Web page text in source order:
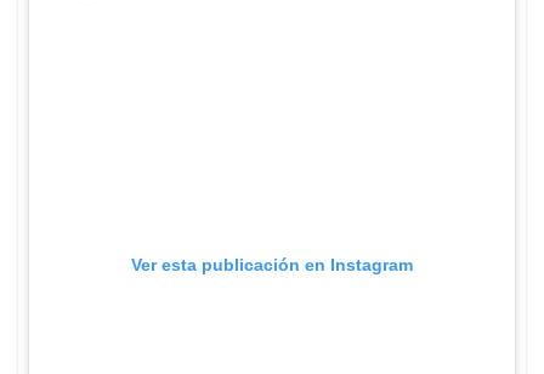
Ver esta publicación en Instagram